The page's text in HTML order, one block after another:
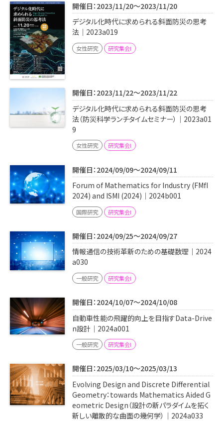
開催日：2023/11/20～2023/11/20
デジタル化時代に求められる斜面防災の思考
法｜2023a019
女性研究 研究集会I
開催日：2023/11/22～2023/11/22
デジタル化時代に求められる斜面防災の思考
法（防災科学ランチタイムセミナー）｜2023a01
9
女性研究 研究集会I
開催日：2024/09/09～2024/09/11
Forum of Mathematics for Industry (FMfI
2024) and ISMI (2024)｜2024b001
国際研究 研究集会I
開催日：2024/09/25～2024/09/27
情報通信の技術革新のための基礎数理｜2024
a030
一般研究 研究集会I
開催日：2024/10/07～2024/10/08
自動車性能の飛躍的向上を目指すData-Drive
n設計｜2024a001
一般研究 研究集会I
開催日：2025/03/10～2025/03/13
Evolving Design and Discrete Differential
Geometry：towards Mathematics Aided G
eometric Design（設計の新パラダイムを拓く
新しい離散的な曲面の幾何学）｜2024a033